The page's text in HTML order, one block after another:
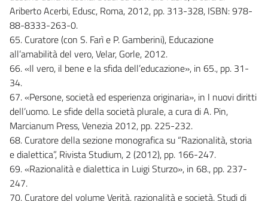
Ariberto Acerbi, Edusc, Roma, 2012, pp. 313-328, ISBN: 978-
88-8333-263-0.
65. Curatore (con S. Farì e P. Gamberini), Educazione
all’amabilità del vero, Velar, Gorle, 2012.
66. «Il vero, il bene e la sfida dell’educazione», in 65., pp. 31-
34.
67. «Persone, società ed esperienza originaria», in I nuovi diritti
dell’uomo. Le sfide della società plurale, a cura di A. Pin,
Marcianum Press, Venezia 2012, pp. 225-232.
68. Curatore della sezione monografica su “Razionalità, storia
e dialettica”, Rivista Studium, 2 (2012), pp. 166-247.
69. «Razionalità e dialettica in Luigi Sturzo», in 68., pp. 237-
247.
70. Curatore del volume Verità, razionalità e società. Studi di